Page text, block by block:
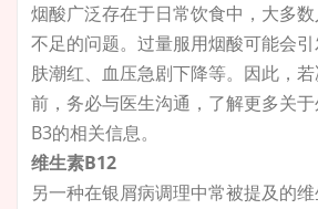
烟酸广泛存在于日常饮食中，大多
不足的问题。过量服用烟酸可能会
肤潮红、血压急剧下降等。因此，
前，务必与医生沟通，了解更多关
B3的相关信息。
维生素B12
另一种在银屑病调理中常被提及的